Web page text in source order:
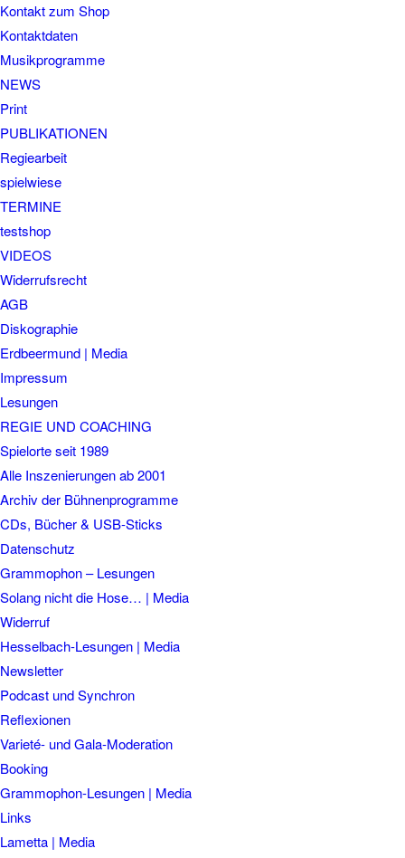
Kontakt zum Shop
Kontaktdaten
Musikprogramme
NEWS
Print
PUBLIKATIONEN
Regiearbeit
spielwiese
TERMINE
testshop
VIDEOS
Widerrufsrecht
AGB
Diskographie
Erdbeermund | Media
Impressum
Lesungen
REGIE UND COACHING
Spielorte seit 1989
Alle Inszenierungen ab 2001
Archiv der Bühnenprogramme
CDs, Bücher & USB-Sticks
Datenschutz
Grammophon – Lesungen
Solang nicht die Hose… | Media
Widerruf
Hesselbach-Lesungen | Media
Newsletter
Podcast und Synchron
Reflexionen
Varieté- und Gala-Moderation
Booking
Grammophon-Lesungen | Media
Links
Lametta | Media